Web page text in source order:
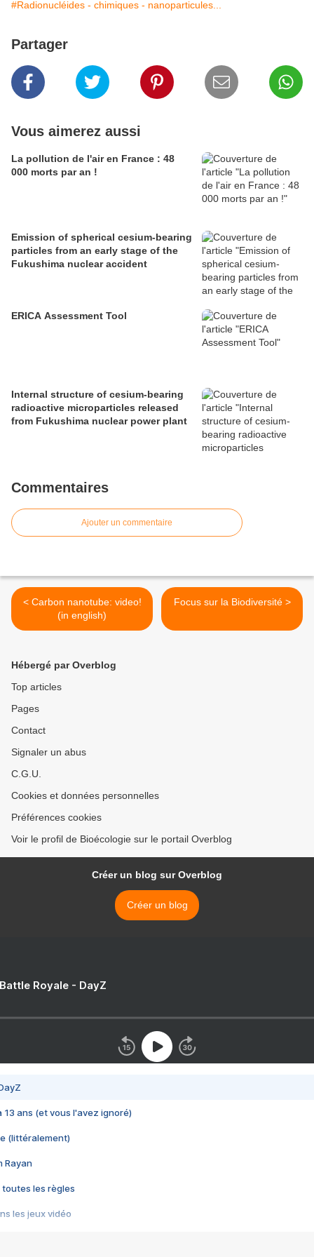
#Radionucléides - chimiques - nanoparticules...
Partager
Vous aimerez aussi
La pollution de l'air en France : 48
000 morts par an !
Emission of spherical cesium-bearing
particles from an early stage of the
Fukushima nuclear accident
ERICA Assessment Tool
Internal structure of cesium-bearing
radioactive microparticles released
from Fukushima nuclear power plant
Commentaires
Ajouter un commentaire
< Carbon nanotube: video!
(in english)
Focus sur la Biodiversité >
Hébergé par Overblog
Top articles
Pages
Contact
Signaler un abus
C.G.U.
Cookies et données personnelles
Préférences cookies
Voir le profil de Bioécologie sur le portail Overblog
Créer un blog sur Overblog
Créer un blog
Royale - DayZ
13 ans (et vous l'avez ignoré)
(littéralement)
Rayan
toutes les règles
les jeux vidéo